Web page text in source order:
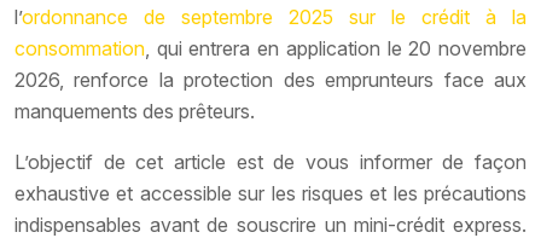
l’ordonnance de septembre 2025 sur le crédit à la
consommation , qui entrera en application le 20 novembre
2026, renforce la protection des emprunteurs face aux
manquements des prêteurs.
L’objectif de cet article est de vous informer de façon
exhaustive et accessible sur les risques et les précautions
indispensables avant de souscrire un mini-crédit express.